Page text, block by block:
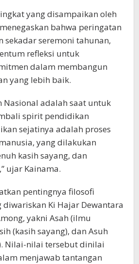
yang disampaikan oleh
bahwa peringatan
sekadar seremoni tahunan,
refleksi untuk
dalam membangun
yang lebih baik.
Nasional adalah saat untuk
spirit pendidikan
sejatinya adalah proses
yang dilakukan
kasih sayang, dan
ujar Kainama.
pentingnya filosofi
Ki Hajar Dewantara
yakni Asah (ilmu
(kasih sayang), dan Asuh
Nilai-nilai tersebut dinilai
menjawab tantangan